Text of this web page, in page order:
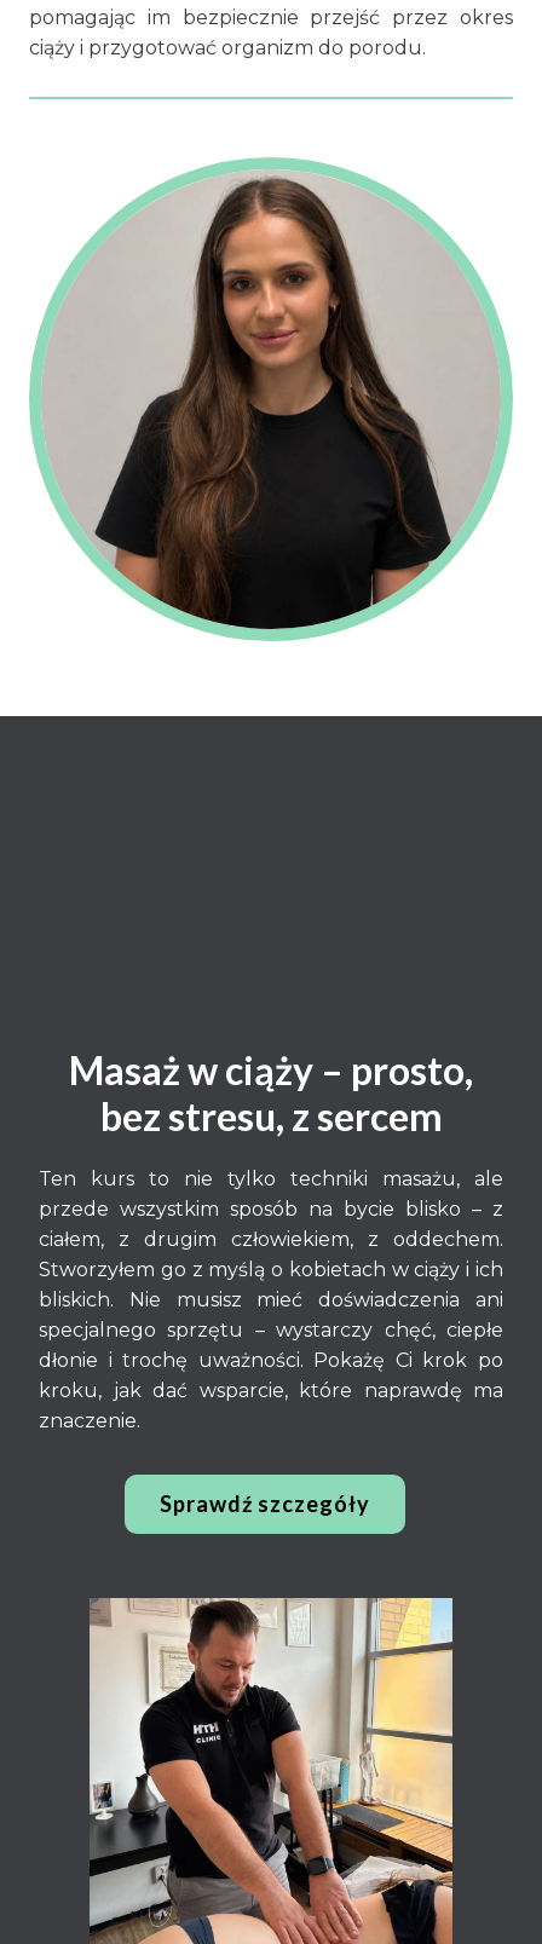
pomagając im bezpiecznie przejść przez okres
ciąży i przygotować organizm do porodu.
Masaż w ciąży – prosto,
bez stresu, z sercem
Ten kurs to nie tylko techniki masażu, ale
przede wszystkim sposób na bycie blisko – z
ciałem, z drugim człowiekiem, z oddechem.
Stworzyłem go z myślą o kobietach w ciąży i ich
bliskich. Nie musisz mieć doświadczenia ani
specjalnego sprzętu – wystarczy chęć, ciepłe
dłonie i trochę uważności. Pokażę Ci krok po
kroku, jak dać wsparcie, które naprawdę ma
znaczenie.
Sprawdź szczegóły